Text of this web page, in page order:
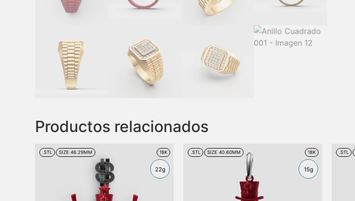
Productos relacionados
.STL SIZE 46.29MM 18K
22g
.STL SIZE 40.60MM 18K
15g
.STL